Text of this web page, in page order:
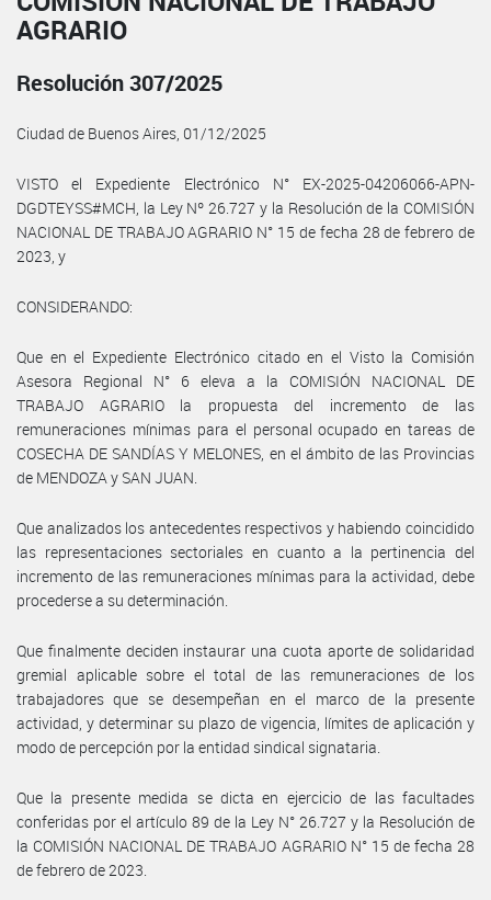
AGRARIO
Resolución 307/2025
Ciudad de Buenos Aires, 01/12/2025
VISTO el Expediente Electrónico N° EX-2025-04206066-APN-
DGDTEYSS#MCH, la Ley Nº 26.727 y la Resolución de la COMISIÓN
NACIONAL DE TRABAJO AGRARIO N° 15 de fecha 28 de febrero de
2023, y
CONSIDERANDO:
Que en el Expediente Electrónico citado en el Visto la Comisión
Asesora Regional N° 6 eleva a la COMISIÓN NACIONAL DE
TRABAJO AGRARIO la propuesta del incremento de las
remuneraciones mínimas para el personal ocupado en tareas de
COSECHA DE SANDÍAS Y MELONES, en el ámbito de las Provincias
de MENDOZA y SAN JUAN.
Que analizados los antecedentes respectivos y habiendo coincidido
las representaciones sectoriales en cuanto a la pertinencia del
incremento de las remuneraciones mínimas para la actividad, debe
procederse a su determinación.
Que finalmente deciden instaurar una cuota aporte de solidaridad
gremial aplicable sobre el total de las remuneraciones de los
trabajadores que se desempeñan en el marco de la presente
actividad, y determinar su plazo de vigencia, límites de aplicación y
modo de percepción por la entidad sindical signataria.
Que la presente medida se dicta en ejercicio de las facultades
conferidas por el artículo 89 de la Ley N° 26.727 y la Resolución de
la COMISIÓN NACIONAL DE TRABAJO AGRARIO N° 15 de fecha 28
de febrero de 2023.